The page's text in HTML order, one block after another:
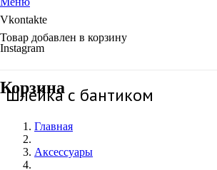
Vkontakte
Instagram
Товар добавлен в корзину
Корзина
Шлейка с бантиком
Главная
Аксессуары